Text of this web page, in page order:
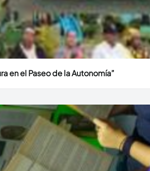
en el Paseo de la Autonomía”